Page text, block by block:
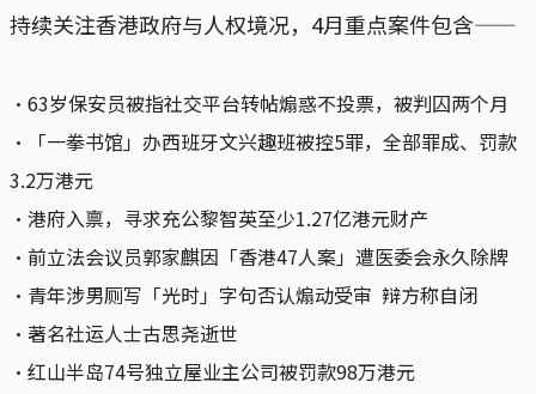
持续关注香港政府与人权境况，4月重点案件包含——
‧63岁保安员被指社交平台转帖煽惑不投票，被判囚两个月
‧「一拳书馆」办西班牙文兴趣班被控5罪，全部罪成、罚款
3.2万港元
‧港府入禀，寻求充公黎智英至少1.27亿港元财产
‧前立法会议员郭家麒因「香港47人案」遭医委会永久除牌
‧青年涉男厕写「光时」字句否认煽动受审 辩方称自闭
‧著名社运人士古思尧逝世
‧红山半岛74号独立屋业主公司被罚款98万港元